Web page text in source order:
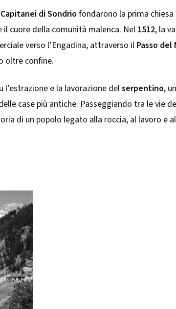
Capitanei di Sondrio fondarono la prima
cuore della comunità malenca. Nel 1512, la
verso l’Engadina, attraverso il Passo
oltre confine.
l’estrazione e la lavorazione delserpentino,
case più antiche. Passeggiando tra le vie
di un popolo legato alla roccia, al lavoro e